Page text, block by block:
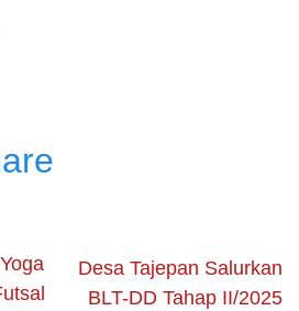
Desa Tajepan Salurkan
BLT-DD Tahap II/2025